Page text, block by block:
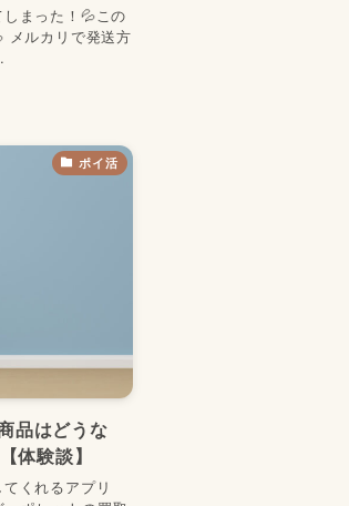
まった！💦この
メルカリで発送方
ポイ活
品はどうな
体験談】
くれるアプリ